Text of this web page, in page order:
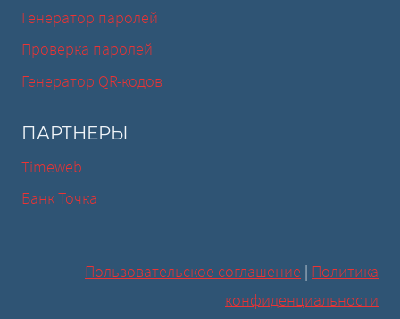
Генератор паролей
Проверка паролей
Генератор QR-кодов
ПАРТНЕРЫ
Timeweb
Банк Точка
Пользовательское соглашение | Политика
конфиденциальности